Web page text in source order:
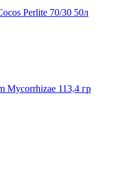
Perlite 70/30 50л
Mycorrhizae 113,4 гр